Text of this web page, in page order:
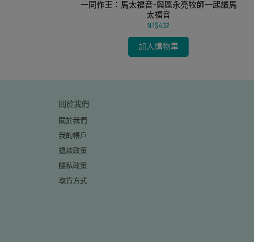
一同作王：馬太福音-與區永亮牧師一起讀馬
太福音
NT$432
加入購物車
關於我們
關於我們
我的帳戶
退款政策
隱私政策
取貨方式